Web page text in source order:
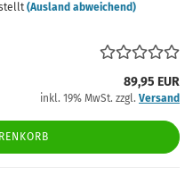
(Ausland abweichend)
89,95 EUR
inkl. 19% MwSt. zzgl. Versand